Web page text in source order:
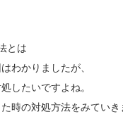
とは
わかりましたが、
したいですよね。
時の対処方法をみていき